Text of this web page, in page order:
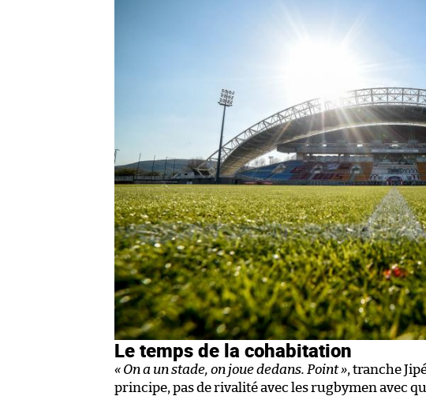
Le temps de la cohabitation
« On a un stade, on joue dedans. Point », tranche
principe, pas de rivalité avec les rugbymen avec